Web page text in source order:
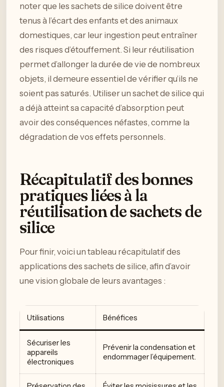
noter que les sachets de silice doivent être
tenus à l’écart des enfants et des animaux
domestiques, car leur ingestion peut entraîner
des risques d’étouffement. Si leur réutilisation
permet d’allonger la durée de vie de nombreux
objets, il demeure essentiel de vérifier qu’ils ne
soient pas saturés. Utiliser un sachet de silice qui
a déjà atteint sa capacité d’absorption peut
avoir des conséquences néfastes, comme la
dégradation de vos effets personnels.
Récapitulatif des bonnes
pratiques liées à la
réutilisation de sachets de
silice
Pour finir, voici un tableau récapitulatif des
applications des sachets de silice, afin d’avoir
une vision globale de leurs avantages :
Utilisations Bénéfices
Sécuriser les
appareils
électroniques
Prévenir la condensation et
endommager l’équipement.